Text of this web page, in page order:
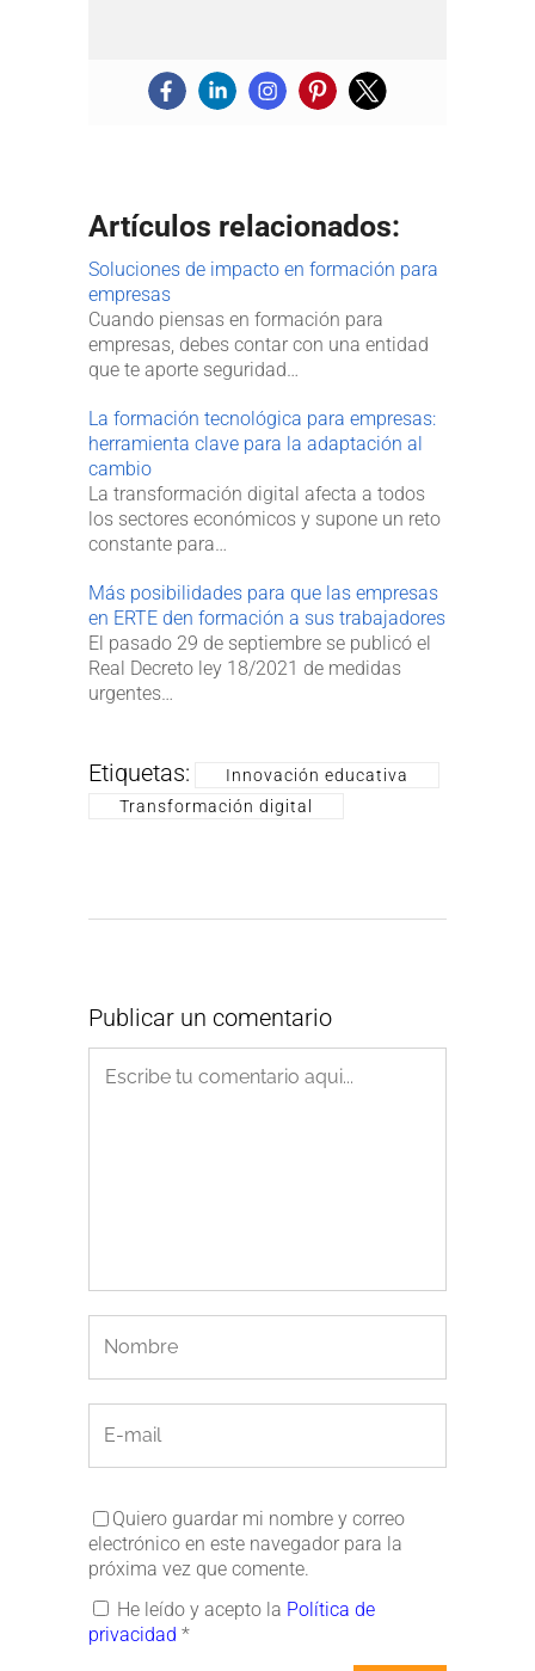
Artículos relacionados:
Soluciones de impacto en formación para
empresas
Cuando piensas en formación para
empresas, debes contar con una entidad
que te aporte seguridad…
La formación tecnológica para empresas:
herramienta clave para la adaptación al
cambio
La transformación digital afecta a todos
los sectores económicos y supone un reto
constante para…
Más posibilidades para que las empresas
en ERTE den formación a sus trabajadores
El pasado 29 de septiembre se publicó el
Real Decreto ley 18/2021 de medidas
urgentes…
Etiquetas:
Innovación educativa
Transformación digital
Publicar un comentario
Quiero guardar mi nombre y correo
electrónico en este navegador para la
próxima vez que comente.
He leído y acepto la Política de
privacidad *